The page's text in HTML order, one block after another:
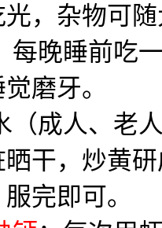
，杂物可
每晚睡前吃
磨牙。
（成人、老
晒干，炒黄
完即可。